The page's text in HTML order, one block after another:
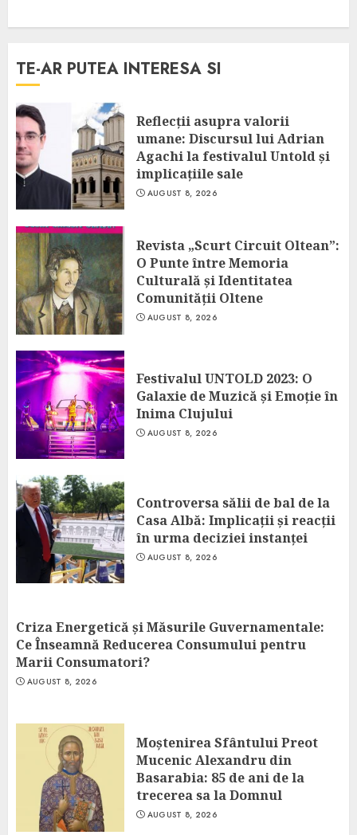
TE-AR PUTEA INTERESA SI
Reflecții asupra valorii
umane: Discursul lui Adrian
Agachi la festivalul Untold și
implicațiile sale
AUGUST 8, 2026
Revista „Scurt Circuit Oltean”:
O Punte între Memoria
Culturală și Identitatea
Comunității Oltene
AUGUST 8, 2026
Festivalul UNTOLD 2023: O
Galaxie de Muzică și Emoție în
Inima Clujului
AUGUST 8, 2026
Controversa sălii de bal de la
Casa Albă: Implicații și reacții
în urma deciziei instanței
AUGUST 8, 2026
Criza Energetică și Măsurile Guvernamentale:
Ce Înseamnă Reducerea Consumului pentru
Marii Consumatori?
AUGUST 8, 2026
Moștenirea Sfântului Preot
Mucenic Alexandru din
Basarabia: 85 de ani de la
trecerea sa la Domnul
AUGUST 8, 2026